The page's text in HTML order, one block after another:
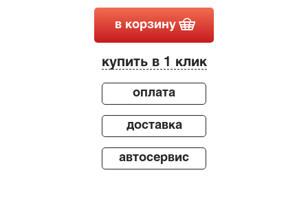
в корзину
купить в 1 клик
оплата
доставка
автосервис